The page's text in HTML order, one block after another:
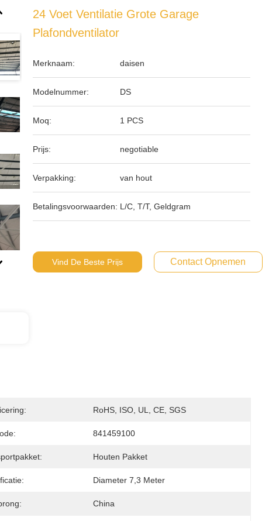
24 Voet Ventilatie Grote Garage
Plafondventilator
Merknaam: daisen
Modelnummer: DS
Moq: 1 PCS
Prijs: negotiable
Verpakking: van hout
Betalingsvoorwaarden: L/C, T/T, Geldgram
Vind De Beste Prijs Contact Opnemen
RoHS, ISO, UL, CE, SGS
841459100
Houten Pakket
Diameter 7,3 Meter
China